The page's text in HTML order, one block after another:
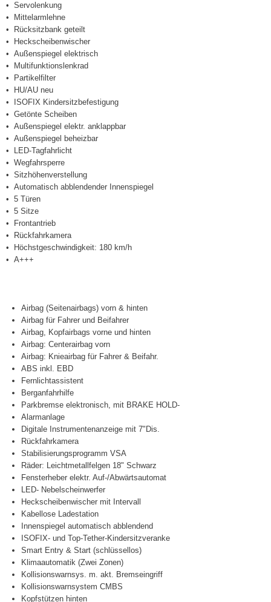
Servolenkung
Mittelarmlehne
Rücksitzbank geteilt
Heckscheibenwischer
Außenspiegel elektrisch
Multifunktionslenkrad
Partikelfilter
HU/AU neu
ISOFIX Kindersitzbefestigung
Getönte Scheiben
Außenspiegel elektr. anklappbar
Außenspiegel beheizbar
LED-Tagfahrlicht
Wegfahrsperre
Sitzhöhenverstellung
Automatisch abblendender Innenspiegel
5 Türen
5 Sitze
Frontantrieb
Rückfahrkamera
Höchstgeschwindigkeit: 180 km/h
A+++
Airbag (Seitenairbags) vorn & hinten
Airbag für Fahrer und Beifahrer
Airbag, Kopfairbags vorne und hinten
Airbag: Centerairbag vorn
Airbag: Knieairbag für Fahrer & Beifahr.
ABS inkl. EBD
Fernlichtassistent
Berganfahrhilfe
Parkbremse elektronisch, mit BRAKE HOLD-
Alarmanlage
Digitale Instrumentenanzeige mit 7"Dis.
Rückfahrkamera
Stabilisierungsprogramm VSA
Räder: Leichtmetallfelgen 18" Schwarz
Fensterheber elektr. Auf-/Abwärtsautomat
LED- Nebelscheinwerfer
Heckscheibenwischer mit Intervall
Kabellose Ladestation
Innenspiegel automatisch abblendend
ISOFIX- und Top-Tether-Kindersitzveranke
Smart Entry & Start (schlüssellos)
Klimaautomatik (Zwei Zonen)
Kollisionswarnsys. m. akt. Bremseingriff
Kollisionswarnsystem CMBS
Kopfstützen hinten